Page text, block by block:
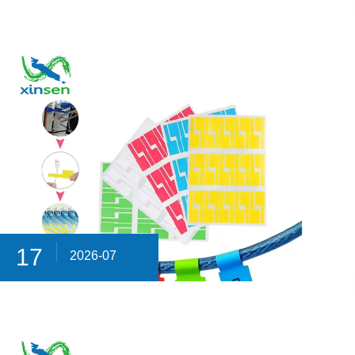
17 2026-07